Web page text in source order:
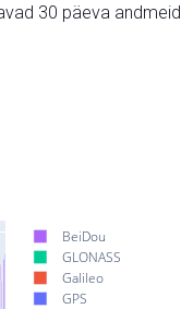
30 päeva
BeiDou
GLONASS
Galileo
GPS